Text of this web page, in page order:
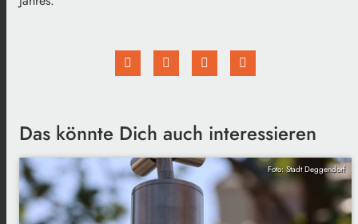
Das könnte Dich auch interessieren
Foto: Stadt Deggendorf